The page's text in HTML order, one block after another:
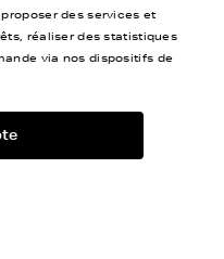
des services et
réaliser des statistiques
via nos dispositifs de